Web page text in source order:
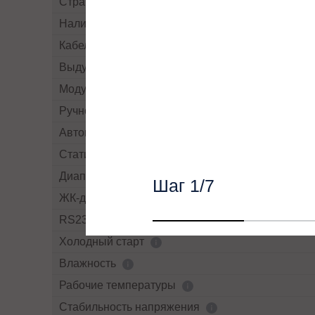
Наличие рубильников/автоматов
Кабельный ввод
Выдув воздуха
Модульный
Ручной By-pass
Автоматический By-pass
Статический By-pass
Диапазон напряжений байпасса
ЖК-дисплей
RS232
Холодный старт
Влажность
Рабочие температуры
Cтабильность напряжения
Шаг 1/7